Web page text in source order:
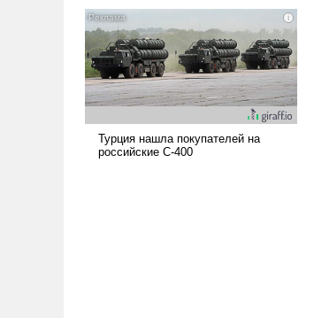
ударами судьбы, брать на себя
ответственность, помогать
слабым, идти вперед и
адаптироваться.